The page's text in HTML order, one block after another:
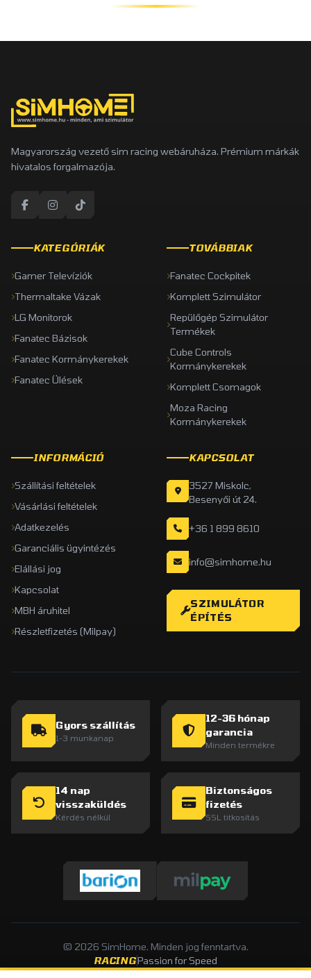
Magyarország vezető sim racing webáruháza. Prémium márkák
hivatalos forgalmazója.
KATEGÓRIÁK
Gamer Televíziók
Thermaltake Vázak
LG Monitorok
Fanatec Bázisok
Fanatec Kormánykerekek
Fanatec Ülések
TOVÁBBIAK
Fanatec Cockpitek
Komplett Szimulátor
Repülőgép Szimulátor
Termékek
Cube Controls
Kormánykerekek
Komplett Csomagok
Moza Racing
Kormánykerekek
INFORMÁCIÓ
Szállítási feltételek
Vásárlási feltételek
Adatkezelés
Garanciális ügyintézés
Elállási jog
Kapcsolat
MBH áruhitel
Részletfizetés (Milpay)
KAPCSOLAT
3527 Miskolc,
Besenyői út 24.
+36 1 899 8610
info@simhome.hu
SZIMULÁTOR
ÉPÍTÉS
Gyors szállítás
1-3 munkanap
12-36 hónap
garancia
Minden termékre
14 nap
visszaküldés
Kérdés nélkül
Biztonságos
fizetés
SSL titkosítás
© 2026 SimHome. Minden jog fenntartva.
RACINGPassion for Speed